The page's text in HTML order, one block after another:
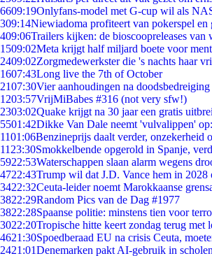
6609:19Onlyfans-model met G-cup wil als
309:14Niewiadoma profiteert van pokerspel
409:06Trailers kijken: de bioscoopreleases van
1509:02Meta krijgt half miljard boete voor
2409:02Zorgmedewerkster die 's nachts haar
1607:43Long live the 7th of October
2107:30Vier aanhoudingen na
1203:57VrijMiBabes #316 (not very sfw!)
2303:02Quake krijgt na 30 jaar een gratis
5501:42Dikke Van Dale neemt 'vulvalippen'
1101:06Benzineprijs daalt verder, onzekerheid
11 23:30Smokkelbende opgerold in Spanje,
5922:53Waterschappen slaan alarm wegens
4722:43Trump wil dat J.D. Vance hem in 2028
3422:32Ceuta-leider noemt Marokkaanse
3822:29Random Pics van de Dag #1977
3822:28Spaanse politie: minstens tien voor
3022:20Tropische hitte keert zondag terug met
4621:30Spoedberaad EU na crisis Ceuta,
2421:01Denemarken pakt AI-gebruik in